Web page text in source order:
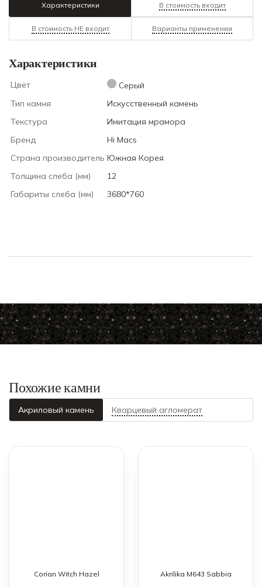
Характеристики В стоимость входит
В стоимость НЕ входит Варианты применения
Характеристики
Цвет
Серый
Тип камня
Искусственный камень
Текстура
Имитация мрамора
Бренд
Hi Macs
Страна производитель Южная Корея
Толщина слеба (мм)
12
Габариты слеба (мм)
3680*760
Похожие камни
Акриловый камень Кварцевый агломерат
Corian Witch Hazel Akrilika M643 Sabbia